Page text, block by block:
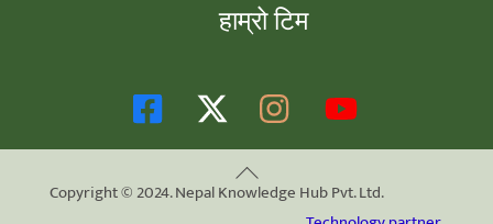
हाम्रो टिम
Back
To
Copyright © 2024. Nepal Knowledge Hub Pvt. Ltd.